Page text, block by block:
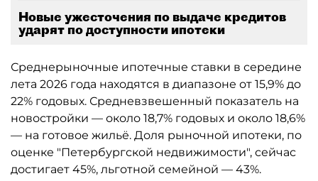
Новые ужесточения по выдаче кредитов
ударят по доступности ипотеки
Среднерыночные ипотечные ставки в середине
лета 2026 года находятся в диапазоне от 15,9% до
22% годовых. Средневзвешенный показатель на
новостройки — около 18,7% годовых и около 18,6%
— на готовое жильё. Доля рыночной ипотеки, по
оценке "Петербургской недвижимости", сейчас
достигает 45%, льготной семейной — 43%.